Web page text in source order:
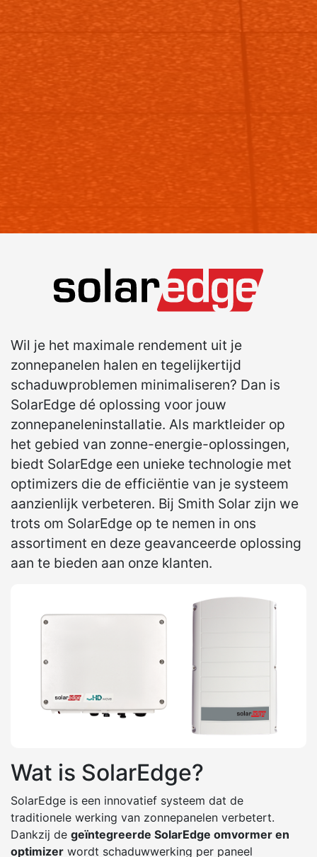
Wil je het maximale rendement uit je
zonnepanelen halen en tegelijkertijd
schaduwproblemen minimaliseren? Dan is
SolarEdge dé oplossing voor jouw
zonnepaneleninstallatie. Als marktleider op
het gebied van zonne-energie-oplossingen,
biedt SolarEdge een unieke technologie met
optimizers die de efficiëntie van je systeem
aanzienlijk verbeteren. Bij Smith Solar zijn we
trots om SolarEdge op te nemen in ons
assortiment en deze geavanceerde oplossing
aan te bieden aan onze klanten.
Wat is SolarEdge?
SolarEdge is een innovatief systeem dat de
traditionele werking van zonnepanelen verbetert.
Dankzij de geïntegreerde SolarEdge omvormer en
optimizer wordt schaduwwerking per paneel